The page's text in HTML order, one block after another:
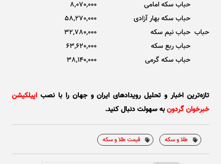
حباب
حباب سکه امامی
8,070,000
حباب سکه بهار آزادی
58,270,000
حباب نیم سکه
32,780,000
حباب ربع سکه
63,620,000
حباب سکه گرمی
38,140,000
تازه‌ترین اخبار و تحلیل‌ رویدادهای ایران و جهان را با نصب اپیلکیشن
خبرخوان گردونبه سهولت دنبال کنید.
طلا و سکه قیمت طلا و سکه